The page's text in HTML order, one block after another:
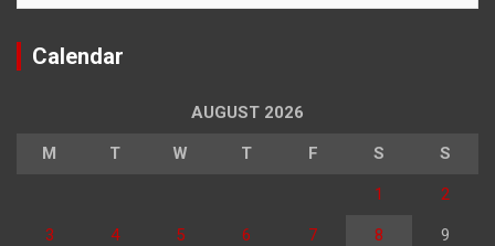
Calendar
AUGUST 2026
M T W T F S S
1 2
3 4 5 6 7 8 9